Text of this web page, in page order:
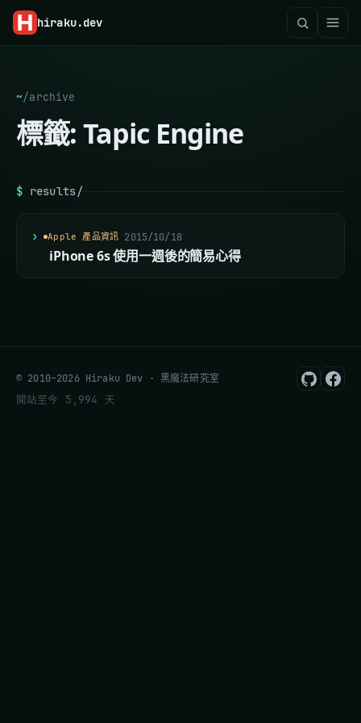
hiraku.dev
~/archive
標籤:Tapic Engine
$ results/
2015/10/18
Apple 產品資訊
iPhone 6s 使用一週後的簡易心得
© 2010–2026 Hiraku Dev · 黑魔法研究室
開站至今 5,994 天